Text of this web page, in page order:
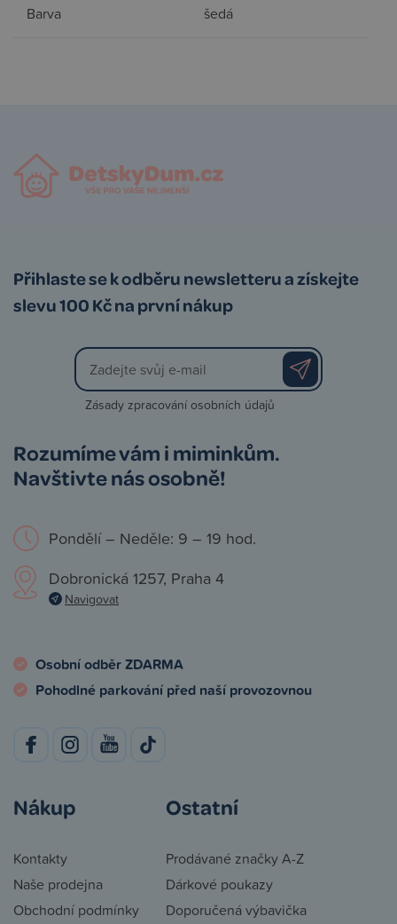
Barva šedá
Přihlaste se k odběru newsletteru a získejte
slevu 100 Kč na první nákup
Zásady zpracování osobních údajů
Rozumíme vám i miminkům.
Navštivte nás osobně!
Pondělí – Neděle: 9 – 19 hod.
Dobronická 1257, Praha 4
Navigovat
Osobní odběr ZDARMA
Pohodlné parkování před naší provozovnou
Nákup
Kontakty
Naše prodejna
Obchodní podmínky
Ostatní
Prodávané značky A-Z
Dárkové poukazy
Doporučená výbavička